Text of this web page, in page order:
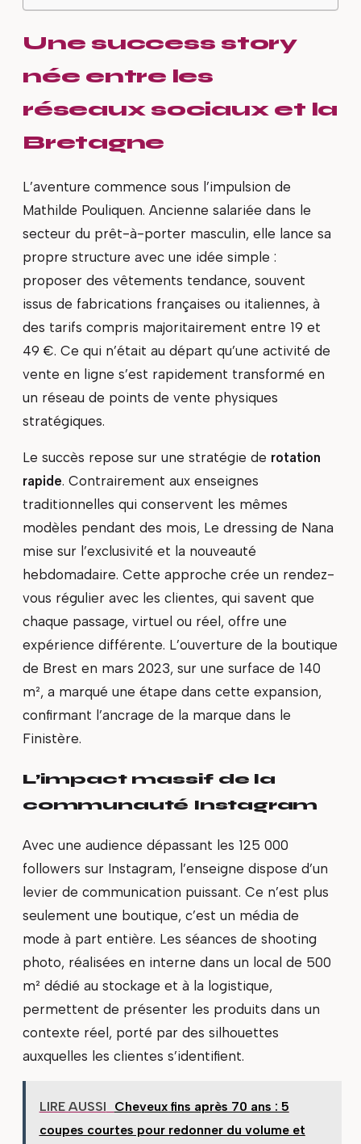
Une success story
née entre les
réseaux sociaux et la
Bretagne
L’aventure commence sous l’impulsion de
Mathilde Pouliquen. Ancienne salariée dans le
secteur du prêt-à-porter masculin, elle lance sa
propre structure avec une idée simple :
proposer des vêtements tendance, souvent
issus de fabrications françaises ou italiennes, à
des tarifs compris majoritairement entre 19 et
49 €. Ce qui n’était au départ qu’une activité de
vente en ligne s’est rapidement transformé en
un réseau de points de vente physiques
stratégiques.
Le succès repose sur une stratégie de rotation
rapide. Contrairement aux enseignes
traditionnelles qui conservent les mêmes
modèles pendant des mois, Le dressing de Nana
mise sur l’exclusivité et la nouveauté
hebdomadaire. Cette approche crée un rendez-
vous régulier avec les clientes, qui savent que
chaque passage, virtuel ou réel, offre une
expérience différente. L’ouverture de la boutique
de Brest en mars 2023, sur une surface de 140
m², a marqué une étape dans cette expansion,
confirmant l’ancrage de la marque dans le
Finistère.
L’impact massif de la
communauté Instagram
Avec une audience dépassant les 125 000
followers sur Instagram, l’enseigne dispose d’un
levier de communication puissant. Ce n’est plus
seulement une boutique, c’est un média de
mode à part entière. Les séances de shooting
photo, réalisées en interne dans un local de 500
m² dédié au stockage et à la logistique,
permettent de présenter les produits dans un
contexte réel, porté par des silhouettes
auxquelles les clientes s’identifient.
LIRE AUSSI
Cheveux fins après 70 ans : 5
coupes courtes pour redonner du volume et